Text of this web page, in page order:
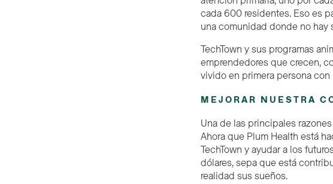
cada 600 residentes. Eso es
una comunidad donde no
TechTown y sus programas
emprendedores que crecen,
vivido en primera persona
MEJORAR NUESTRA
Una de las principales
Ahora que Plum Health está
TechTown y ayudar a los
dólares, sepa que está
realidad sus sueños.